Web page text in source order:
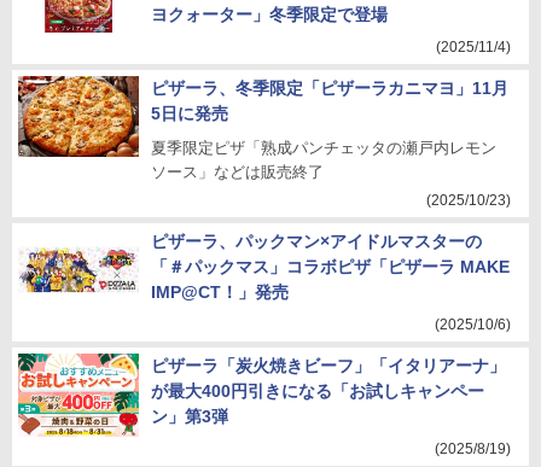
ヨクォーター」冬季限定で登場
(2025/11/4)
ピザーラ、冬季限定「ピザーラカニマヨ」11月
5日に発売
夏季限定ピザ「熟成パンチェッタの瀬戸内レモン
ソース」などは販売終了
(2025/10/23)
ピザーラ、パックマン×アイドルマスターの
「＃パックマス」コラボピザ「ピザーラ MAKE
IMP@CT！」発売
(2025/10/6)
ピザーラ「炭火焼きビーフ」「イタリアーナ」
が最大400円引きになる「お試しキャンペー
ン」第3弾
(2025/8/19)